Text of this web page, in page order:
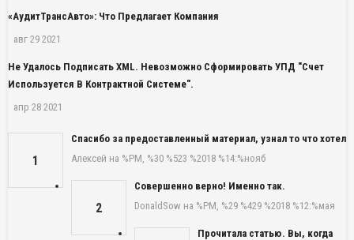
«АудитТрансАвто»: Что Предлагает Компания
авг 29 2021
Не Удалось Подписать XML. Невозможно Сформировать УПД "Счет
Используется В Контрактной Системе".
апр 28 2021
1
Спасибо за предоставленный материал, узнал то что хотел
Алексей на %PM, %30 %523 %2018 %14:%нояб
2
Совершенно верно! Именно так.
DonaldSow на %PM, %29 %429 %2018 %12:%мая
Прочитала статью. Вы, когда